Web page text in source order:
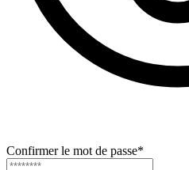
Confirmer le mot de passe*